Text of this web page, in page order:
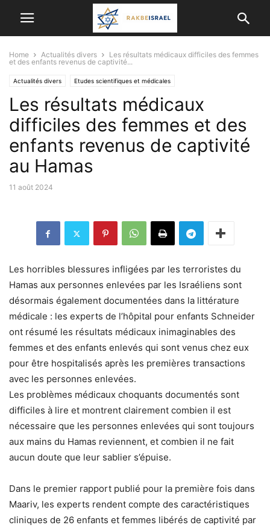
Home Actualités divers
Les résultats médicaux difficiles des femmes
et des enfants revenus de captivité...
Actualités divers Etudes scientifiques et médicales
ISRAËL ET LES AUTRES PAYS RÉALISATIONS MÉDICALES
Les résultats médicaux
difficiles des femmes et des
enfants revenus de captivité
au Hamas
11 août 2024
Les horribles blessures infligées par les terroristes du
Hamas aux personnes enlevées par les Israéliens sont
désormais également documentées dans la littérature
médicale : les experts de l’hôpital pour enfants Schneider
ont résumé les résultats médicaux inimaginables des
femmes et des enfants enlevés qui sont venus chez eux
pour être hospitalisés après les premières transactions
avec les personnes enlevées.
Les problèmes médicaux choquants documentés sont
difficiles à lire et montrent clairement combien il est
nécessaire que les personnes enlevées qui sont toujours
aux mains du Hamas reviennent, et combien il ne fait
aucun doute que leur sablier s’épuise.
Dans le premier rapport publié pour la première fois dans
Maariv, les experts rendent compte des caractéristiques
cliniques de 26 enfants et femmes libérés de captivité par